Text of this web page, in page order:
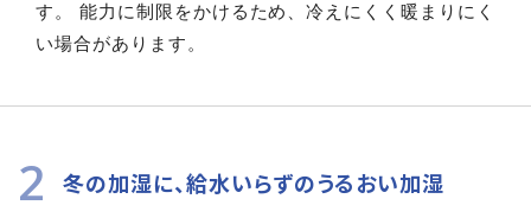
す。 能力に制限をかけるため、冷えにくく暖まりにく
い場合があります。
2 冬の加湿に、給水いらずのうるおい加湿